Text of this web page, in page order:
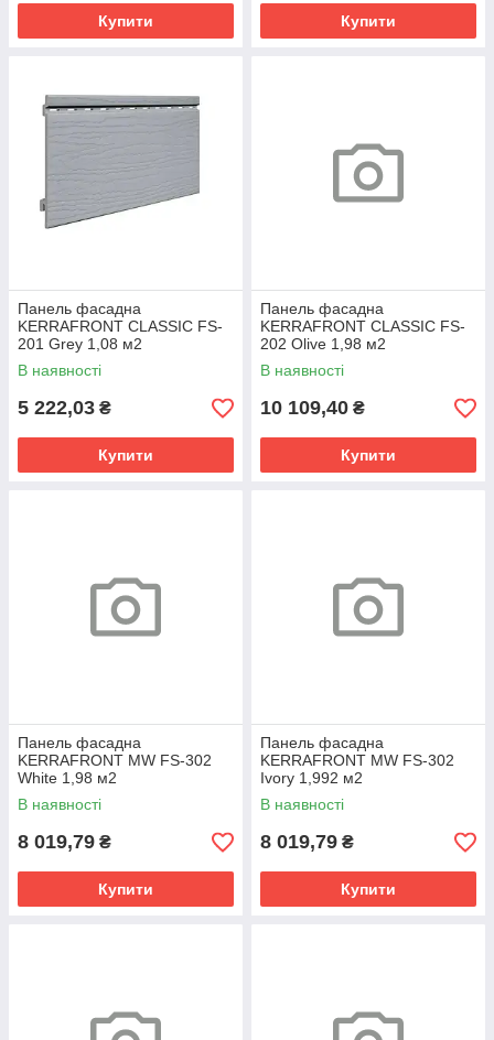
Купити Купити
Панель фасадна
KERRAFRONT CLASSIC FS-
201 Grey 1,08 м2
В наявності
5 222,03 ₴
Купити
Панель фасадна
KERRAFRONT CLASSIC FS-
202 Olive 1,98 м2
В наявності
10 109,40 ₴
Купити
Панель фасадна
KERRAFRONT MW FS-302
White 1,98 м2
В наявності
8 019,79 ₴
Купити
Панель фасадна
KERRAFRONT MW FS-302
Ivory 1,992 м2
В наявності
8 019,79 ₴
Купити